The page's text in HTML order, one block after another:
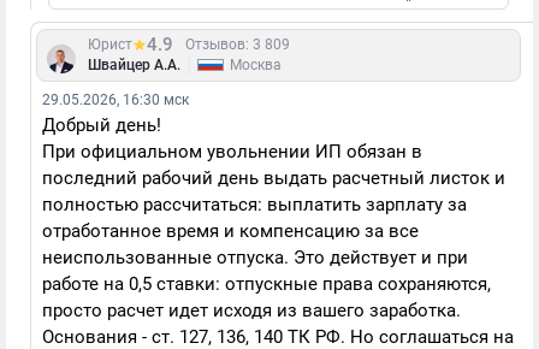
Юрист 4.9
Отзывов: 3 809
Швайцер А.А.
Москва
29.05.2026, 16:30 мск
Добрый день!
При официальном увольнении ИП обязан в
последний рабочий день выдать расчетный листок и
полностью рассчитаться: выплатить зарплату за
отработанное время и компенсацию за все
неиспользованные отпуска. Это действует и при
работе на 0,5 ставки: отпускные права сохраняются,
просто расчет идет исходя из вашего заработка.
Основания - ст. 127, 136, 140 ТК РФ. Но соглашаться на